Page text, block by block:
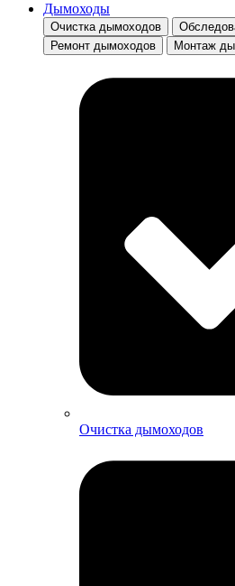
Дымоходы
Очистка дымоходов
Ремонт дымоходов
Монтаж
Очистка дымоходов